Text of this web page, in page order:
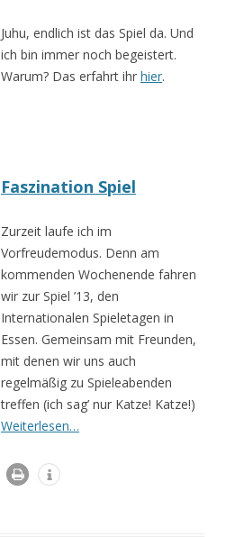
Juhu, endlich ist das Spiel da. Und
ich bin immer noch begeistert.
Warum? Das erfahrt ihr hier.
Faszination Spiel
Zurzeit laufe ich im
Vorfreudemodus. Denn am
kommenden Wochenende fahren
wir zur Spiel ’13, den
Internationalen Spieletagen in
Essen. Gemeinsam mit Freunden,
mit denen wir uns auch
regelmäßig zu Spieleabenden
treffen (ich sag’ nur Katze! Katze!)
Weiterlesen…